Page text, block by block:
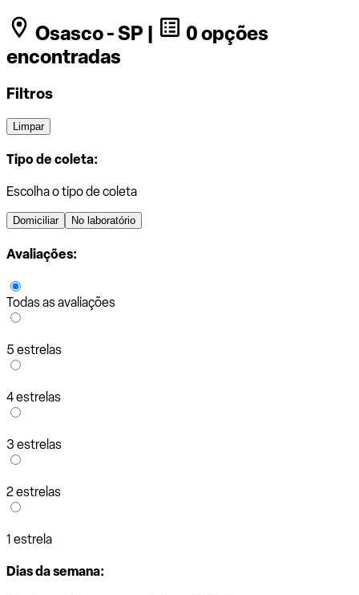
Osasco - SP |
0 opções
encontradas
Filtros
Limpar
Tipo de coleta:
Escolha o tipo de coleta
Domiciliar No laboratório
Avaliações:
Todas as avaliações
5 estrelas
4 estrelas
3 estrelas
2 estrelas
1 estrela
Dias da semana: